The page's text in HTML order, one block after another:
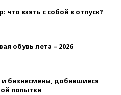
взять с собой в отпуск?
обувь лета – 2026
и бизнесмены, добившиеся
попытки